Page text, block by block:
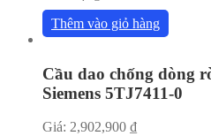
Thêm vào giỏ hàng
Cầu dao chống dòng
Siemens 5TJ7411-0
Giá: 2,902,900 ₫